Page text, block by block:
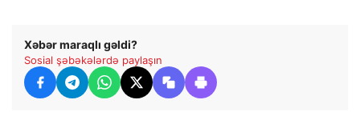
Xəbər maraqlı gəldi?
Sosial şəbəkələrdə paylaşın